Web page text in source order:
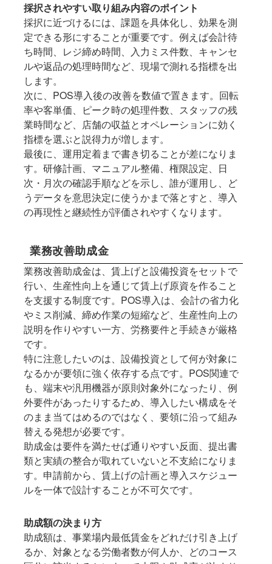
採択されやすい取り組み内容のポイント
採択に近づけるには、課題を具体化し、効果を測
定できる形にすることが重要です。例えば会計待
ち時間、レジ締め時間、入力ミス件数、キャンセ
ルや返品の処理時間など、現場で測れる指標を出
します。
次に、POS導入後の改善を数値で置きます。回転
率や客単価、ピーク時の処理件数、スタッフの残
業時間など、店舗の収益とオペレーションに効く
指標を選ぶと説得力が増します。
最後に、運用定着まで書き切ることが差になりま
す。研修計画、マニュアル整備、権限設定、日
次・月次の確認手順などを示し、誰が運用し、ど
うデータを意思決定に使うかまで落とすと、導入
の再現性と継続性が評価されやすくなります。
業務改善助成金
業務改善助成金は、賃上げと設備投資をセットで
行い、生産性向上を通じて賃上げ原資を作ること
を支援する制度です。POS導入は、会計の省力化
やミス削減、締め作業の短縮など、生産性向上の
説明を作りやすい一方、労務要件と手続きが厳格
です。
特に注意したいのは、設備投資として何が対象に
なるかが要領に強く依存する点です。POS関連で
も、端末や汎用機器が原則対象外になったり、例
外要件があったりするため、導入したい構成をそ
のまま当てはめるのではなく、要領に沿って組み
替える発想が必要です。
助成金は要件を満たせば通りやすい反面、提出書
類と実績の整合が取れていないと不支給になりま
す。申請前から、賃上げの計画と導入スケジュー
ルを一体で設計することが不可欠です。
助成額の決まり方
助成額は、事業場内最低賃金をどれだけ引き上げ
るか、対象となる労働者数が何人か、どのコース